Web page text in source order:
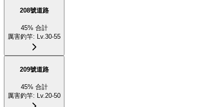
208號道路
45% 合計
厲害釣竿: Lv.30-55
209號道路
45% 合計
厲害釣竿: Lv.20-50